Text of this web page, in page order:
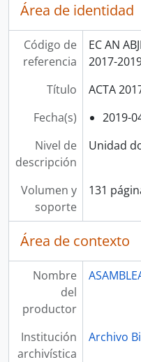
Área de identidad
Código de
referencia
EC AN
2017-
Título
ACTA
Fecha(s)
2019-
Nivel de
descripción
Unidad
Volumen y
soporte
131
Área de contexto
Nombre
del
productor
Institución
archivística
Archivo